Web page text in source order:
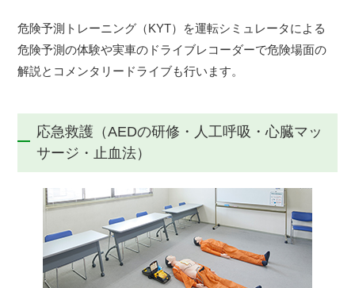
危険予測トレーニング（KYT）を運転シミュレータによる
危険予測の体験や実車のドライブレコーダーで危険場面の
解説とコメンタリードライブも行います。
応急救護（AEDの研修・人工呼吸・心臓マッ
サージ・止血法）